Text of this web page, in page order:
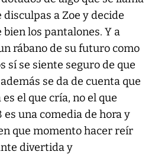
a Zoe y decide
los pantalones. Y a
rábano de su futuro como
sí se siente seguro de que
se da de cuenta que
el que cría, no el que
es una comedia de hora y
que momento hacer reír
divertida y